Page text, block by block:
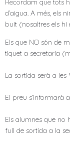
Recordam que tots
d’aigua. A més, els
buit (nosaltres els
Els que NO són de
tiquet a secretaria
La sortida serà a les
El preu s’informarà
Els alumnes que no
full de sortida a la